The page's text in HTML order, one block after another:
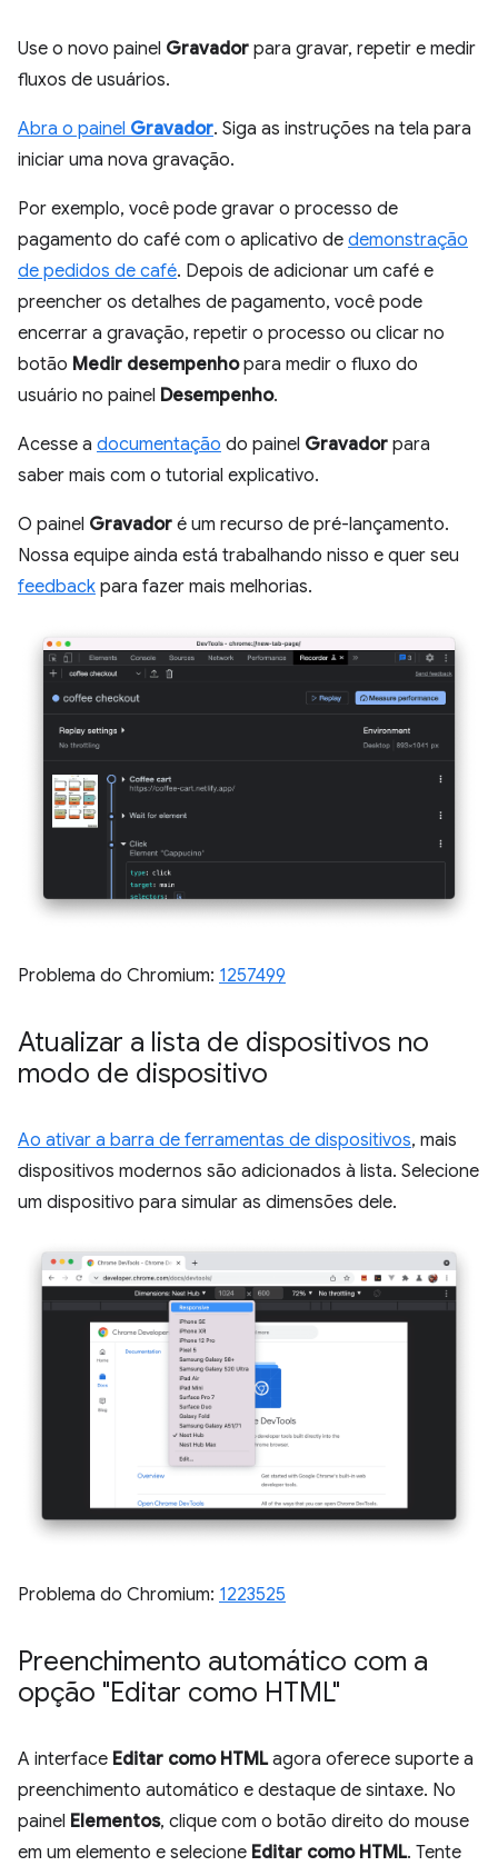
Use o novo painel Gravador para gravar, repetir e medir
fluxos de usuários.
Abra o painel Gravador. Siga as instruções na tela para
iniciar uma nova gravação.
Por exemplo, você pode gravar o processo de
pagamento do café com o aplicativo de demonstração
de pedidos de café. Depois de adicionar um café e
preencher os detalhes de pagamento, você pode
encerrar a gravação, repetir o processo ou clicar no
botão Medir desempenhopara medir o fluxo do
usuário no painel Desempenho.
Acesse a documentação do painel Gravador para
saber mais com o tutorial explicativo.
O painel Gravador é um recurso de pré-lançamento.
Nossa equipe ainda está trabalhando nisso e quer seu
feedback para fazer mais melhorias.
Problema do Chromium: 1257499
Atualizar a lista de dispositivos no
modo de dispositivo
Ao ativar a barra de ferramentas de dispositivos, mais
dispositivos modernos são adicionados à lista. Selecione
um dispositivo para simular as dimensões dele.
Problema do Chromium: 1223525
Preenchimento automático com a
opção "Editar como HTML"
A interface Editar como HTMLagora oferece suporte a
preenchimento automático e destaque de sintaxe. No
painel Elementos, clique com o botão direito do mouse
em um elemento e selecione Editar como HTML. Tente